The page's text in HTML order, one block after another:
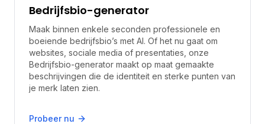
Bedrijfsbio-generator
Maak binnen enkele seconden professionele en
boeiende bedrijfsbio’s met AI. Of het nu gaat om
websites, sociale media of presentaties, onze
Bedrijfsbio-generator maakt op maat gemaakte
beschrijvingen die de identiteit en sterke punten van
je merk laten zien.
Probeer nu